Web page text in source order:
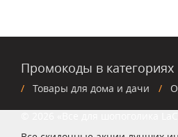
Промокоды в категориях
Товары для дома и дачи